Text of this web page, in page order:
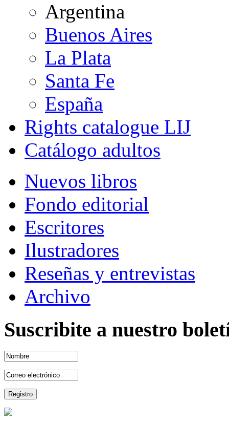
Argentina
Buenos Aires
La Plata
Santa Fe
España
Rights catalogue LIJ
Catálogo adultos
Nuevos libros
Fondo editorial
Escritores
Ilustradores
Reseñas y entrevistas
Archivo
Suscribite a nuestro